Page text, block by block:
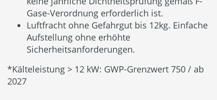
Gase-Verordnung erforderlich ist.
Luftfracht ohne Gefahrgut bis 12kg. Einfache
Aufstellung ohne erhöhte
Sicherheitsanforderungen.
*Kälteleistung > 12 kW: GWP-Grenzwert 750 / ab
2027